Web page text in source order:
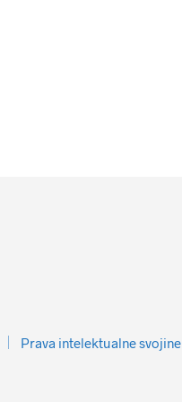
Prava intelektualne svojine